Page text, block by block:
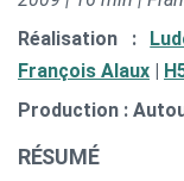
Réalisation :
François Alaux
Production :
RÉSUMÉ